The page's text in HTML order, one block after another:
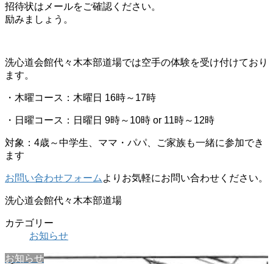
招待状はメールをご確認ください。
励みましょう。
洗心道会館代々木本部道場では空手の体験を受け付けており
ます。
・木曜コース：木曜日 16時～17時
・日曜コース：日曜日 9時～10時 or 11時～12時
対象：4歳～中学生、ママ・パパ、ご家族も一緒に参加でき
ます
お問い合わせフォーム よりお気軽にお問い合わせください。
洗心道会館代々木本部道場
カテゴリー
お知らせ
お知らせ